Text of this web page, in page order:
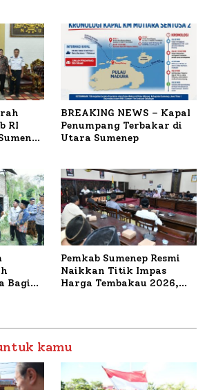
RI
BREAKING NEWS – Kapal
Penumpang Terbakar di
Utara Sumenep
Bagi
Pemkab Sumenep Resmi
Naikkan Titik Impas
Harga Tembakau 2026,
kamu